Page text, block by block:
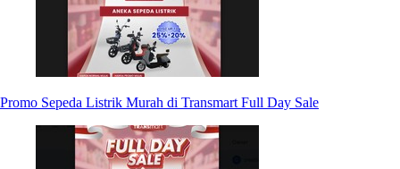
Promo Sepeda Listrik Murah di Transmart Full Day Sale